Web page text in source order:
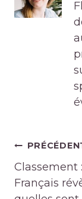
de
l’article
Classement
Français